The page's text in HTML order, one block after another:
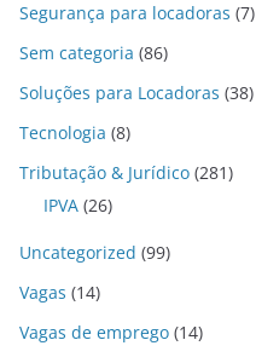
Segurança para locadoras (7)
Sem categoria (86)
Soluções para Locadoras (38)
Tecnologia (8)
Tributação & Jurídico (281)
IPVA (26)
Uncategorized (99)
Vagas (14)
Vagas de emprego (14)